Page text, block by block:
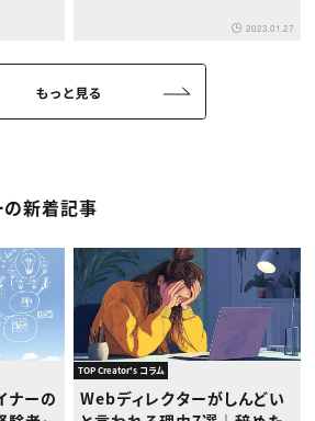
2023.01.27
の新着記事
ナーの
TOP Creator's コラム
Webディレクターがしんどい